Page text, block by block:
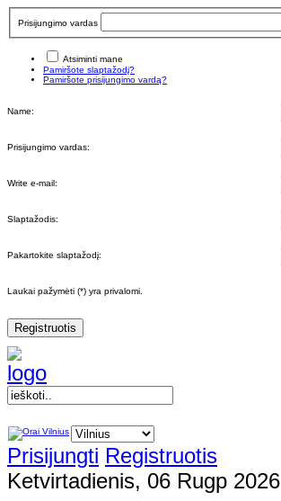
Prisijungimo vardas
Atsiminti mane
Pamiršote slaptažodį?
Pamiršote prisijungimo vardą?
Name:
Prisijungimo vardas:
Write e-mail:
Slaptažodis:
Pakartokite slaptažodį:
Laukai pažymėti (*) yra privalomi.
Registruotis
Prisijungti Registruotis
Ketvirtadienis, 06 Rugp 2026